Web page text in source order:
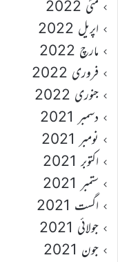
مئی 2022
اپریل 2022
مارچ 2022
فروری 2022
جنوری 2022
دسمبر 2021
نومبر 2021
اکتوبر 2021
ستمبر 2021
اگست 2021
جولائی 2021
جون 2021